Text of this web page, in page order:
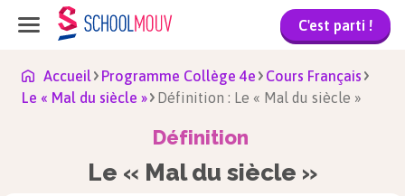
C'est parti !
Accueil Programme Collège 4e
Cours Français
Le « Mal du siècle »
Définition : Le « Mal du siècle »
Définition
Le « Mal du siècle »